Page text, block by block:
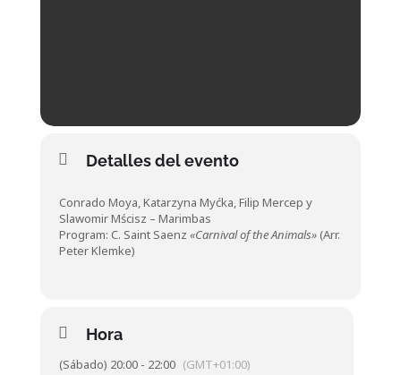
Detalles del evento
Conrado Moya, Katarzyna Myćka, Filip Mercep y
Slawomir Mścisz – Marimbas
Program: C. Saint Saenz «Carnival of the Animals» (Arr.
Peter Klemke)
Hora
(Sábado) 20:00 - 22:00 (GMT+01:00)